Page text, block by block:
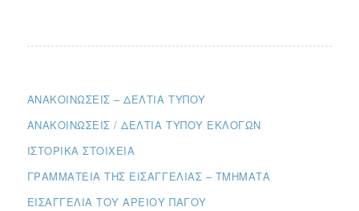
ΑΝΑΚΟΙΝΏΣΕΙΣ – ΔΕΛΤΊΑ ΤΎΠΟΥ
ΑΝΑΚΟΙΝΏΣΕΙΣ / ΔΕΛΤΊΑ ΤΎΠΟΥ ΕΚΛΟΓΏΝ
ΙΣΤΟΡΙΚΆ ΣΤΟΙΧΕΊΑ
ΓΡΑΜΜΑΤΕΊΑ ΤΗΣ ΕΙΣΑΓΓΕΛΊΑΣ – ΤΜΉΜΑΤΑ
ΕΙΣΑΓΓΕΛΊΑ ΤΟΥ ΑΡΕΊΟΥ ΠΆΓΟΥ